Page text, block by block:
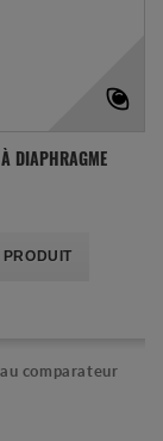
DIAPHRAGME
comparateur